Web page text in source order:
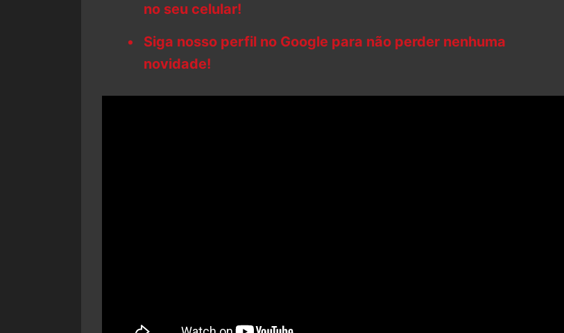
no seu celular!
Siga nosso perfil no Google para não perder nenhuma
novidade!